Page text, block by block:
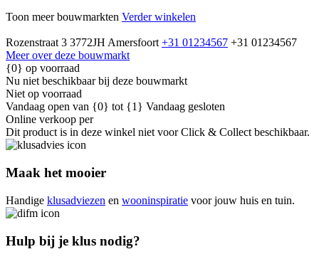
Toon meer bouwmarkten Verder winkelen
Rozenstraat 3 3772JH Amersfoort +31 01234567 +31 01234567
Meer over deze bouwmarkt
{0} op voorraad
Nu niet beschikbaar bij deze bouwmarkt
Niet op voorraad
Vandaag open van {0} tot {1} Vandaag gesloten
Online verkoop per
Dit product is in deze winkel niet voor Click & Collect beschikbaar.
Maak het mooier
Handige klusadviezen en wooninspiratie voor jouw huis en tuin.
Hulp bij je klus nodig?